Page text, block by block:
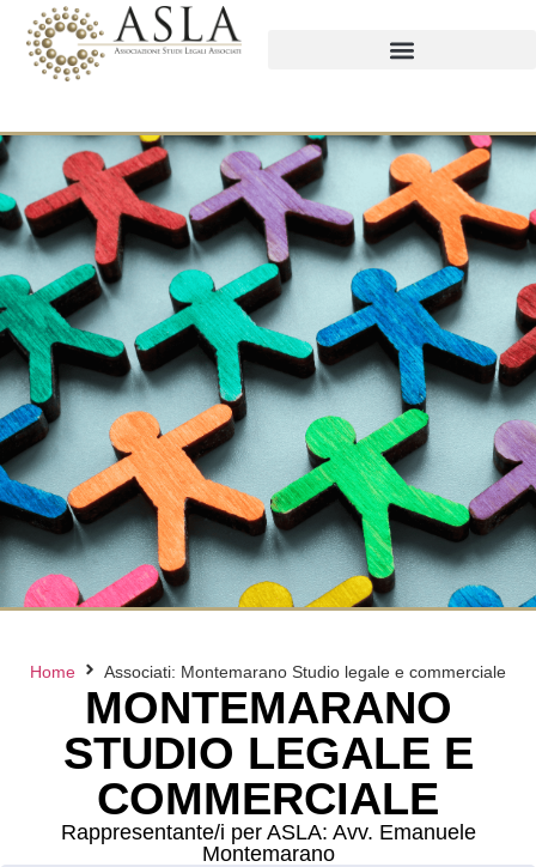
Home Associati: Montemarano Studio legale e commerciale
MONTEMARANO
STUDIO LEGALE E
COMMERCIALE
Rappresentante/i per ASLA: Avv. Emanuele
Montemarano